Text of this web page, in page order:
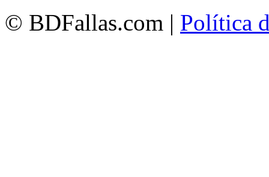
© BDFallas.com | Política